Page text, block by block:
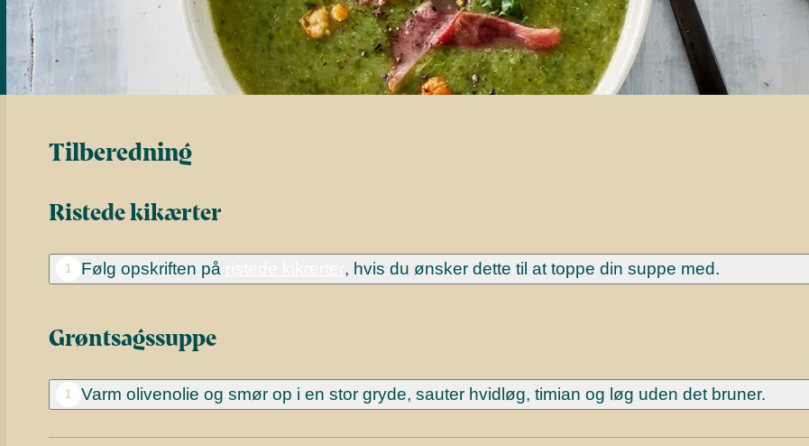
Tilberedning
Ristede kikærter
1 Følg opskriften på , hvis du ønsker dette til at toppe din suppe med.
Grøntsagssuppe
1 Varm olivenolie og smør op i en stor gryde, sauter hvidløg, timian og løg uden det bruner.